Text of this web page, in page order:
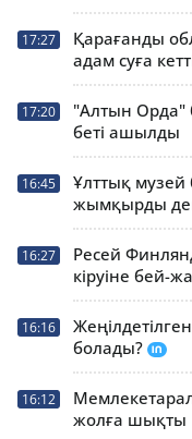
17:27
Қарағанды
адам суға
17:20
"Алтын Орда"
беті ашылды
16:45
Ұлттық
жымқырды
16:27
Ресей
кіруіне бей-
16:16
болады?
16:12
жолға шықты